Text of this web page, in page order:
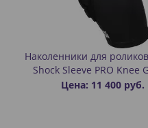
Наколенники для
Shock Sleeve PRO Knee
Цена: 11 400 руб.